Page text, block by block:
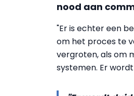
nood aan
"Er is echter een
om het proces te
vergroten, als om
systemen. Er